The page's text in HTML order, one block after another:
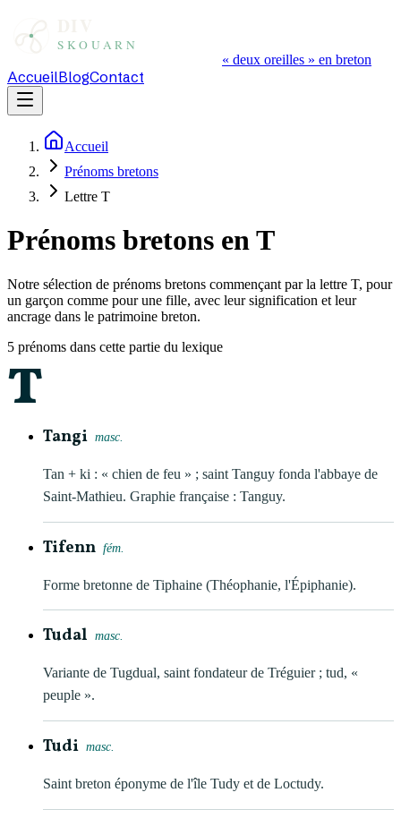
« deux oreilles » en breton
AccueilBlogContact
Accueil
Prénoms bretons
Lettre T
Prénoms bretons en T
Notre sélection de prénoms bretons commençant par la lettre T, pour
un garçon comme pour une fille, avec leur signification et leur
ancrage dans le patrimoine breton.
5 prénoms dans cette partie du lexique
T
Tangi masc.
Tan + ki : « chien de feu » ; saint Tanguy fonda l'abbaye de
Saint-Mathieu. Graphie française : Tanguy.
Tifenn fém.
Forme bretonne de Tiphaine (Théophanie, l'Épiphanie).
Tudal masc.
Variante de Tugdual, saint fondateur de Tréguier ; tud, «
peuple ».
Tudi masc.
Saint breton éponyme de l'île Tudy et de Loctudy.